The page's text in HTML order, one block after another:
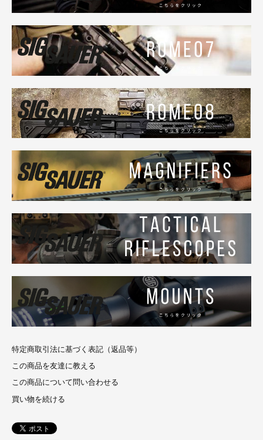
特定商取引法に基づく表記（返品等）
この商品を友達に教える
この商品について問い合わせる
買い物を続ける